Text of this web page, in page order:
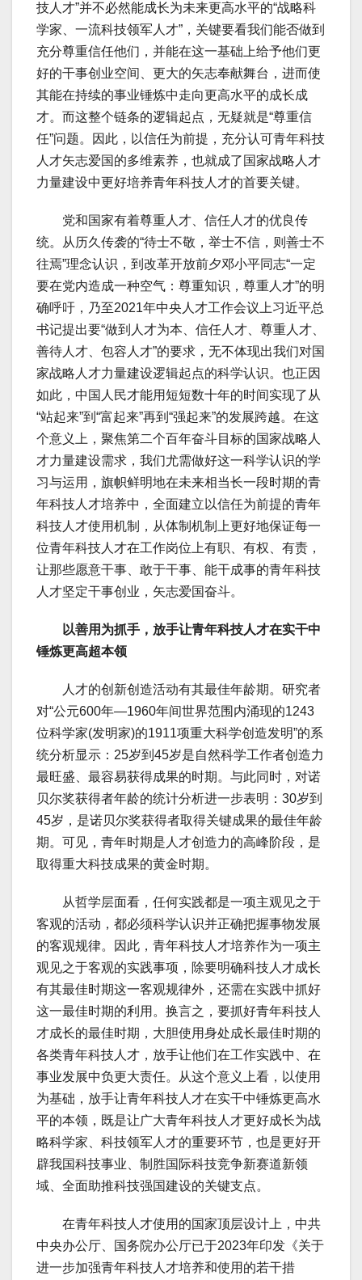
技人才”并不必然能成长为未来更高水平的“战略科
学家、一流科技领军人才”，关键要看我们能否做到
充分尊重信任他们，并能在这一基础上给予他们更
好的干事创业空间、更大的矢志奉献舞台，进而使
其能在持续的事业锤炼中走向更高水平的成长成
才。而这整个链条的逻辑起点，无疑就是“尊重信
任”问题。因此，以信任为前提，充分认可青年科技
人才矢志爱国的多维素养，也就成了国家战略人才
力量建设中更好培养青年科技人才的首要关键。
党和国家有着尊重人才、信任人才的优良传
统。从历久传袭的“待士不敬，举士不信，则善士不
往焉”理念认识，到改革开放前夕邓小平同志“一定
要在党内造成一种空气：尊重知识，尊重人才”的明
确呼吁，乃至2021年中央人才工作会议上习近平总
书记提出要“做到人才为本、信任人才、尊重人才、
善待人才、包容人才”的要求，无不体现出我们对国
家战略人才力量建设逻辑起点的科学认识。也正因
如此，中国人民才能用短短数十年的时间实现了从
“站起来”到“富起来”再到“强起来”的发展跨越。在这
个意义上，聚焦第二个百年奋斗目标的国家战略人
才力量建设需求，我们尤需做好这一科学认识的学
习与运用，旗帜鲜明地在未来相当长一段时期的青
年科技人才培养中，全面建立以信任为前提的青年
科技人才使用机制，从体制机制上更好地保证每一
位青年科技人才在工作岗位上有职、有权、有责，
让那些愿意干事、敢于干事、能干成事的青年科技
人才坚定干事创业，矢志爱国奋斗。
以善用为抓手，放手让青年科技人才在实干中
锤炼更高超本领
人才的创新创造活动有其最佳年龄期。研究者
对“公元600年—1960年间世界范围内涌现的1243
位科学家(发明家)的1911项重大科学创造发明”的系
统分析显示：25岁到45岁是自然科学工作者创造力
最旺盛、最容易获得成果的时期。与此同时，对诺
贝尔奖获得者年龄的统计分析进一步表明：30岁到
45岁，是诺贝尔奖获得者取得关键成果的最佳年龄
期。可见，青年时期是人才创造力的高峰阶段，是
取得重大科技成果的黄金时期。
从哲学层面看，任何实践都是一项主观见之于
客观的活动，都必须科学认识并正确把握事物发展
的客观规律。因此，青年科技人才培养作为一项主
观见之于客观的实践事项，除要明确科技人才成长
有其最佳时期这一客观规律外，还需在实践中抓好
这一最佳时期的利用。换言之，要抓好青年科技人
才成长的最佳时期，大胆使用身处成长最佳时期的
各类青年科技人才，放手让他们在工作实践中、在
事业发展中负更大责任。从这个意义上看，以使用
为基础，放手让青年科技人才在实干中锤炼更高水
平的本领，既是让广大青年科技人才更好成长为战
略科学家、科技领军人才的重要环节，也是更好开
辟我国科技事业、制胜国际科技竞争新赛道新领
域、全面助推科技强国建设的关键支点。
在青年科技人才使用的国家顶层设计上，中共
中央办公厅、国务院办公厅已于2023年印发《关于
进一步加强青年科技人才培养和使用的若干措